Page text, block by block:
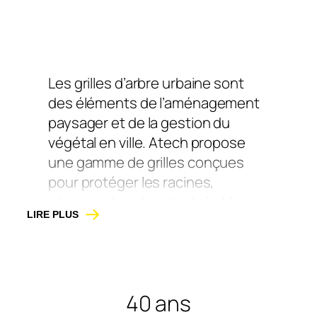
Les grilles d’arbre urbaine sont
des éléments de l’aménagement
paysager et de la gestion du
végétal en ville. Atech propose
une gamme de grilles conçues
pour protéger les racines,
harmonieusement dans tous les
thermolaqué, acier corten au
LIRE PLUS
40 ans